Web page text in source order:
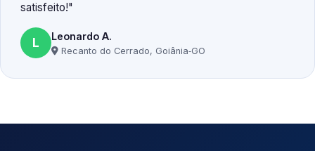
satisfeito!
L Leonardo A.
Recanto do Cerrado, Goiânia‑GO